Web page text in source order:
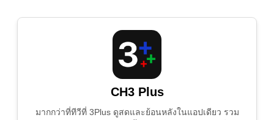
CH3 Plus
มากกว่าที่ทีวีที่ 3Plus ดูสดและย้อนหลังในแอปเดียว รวม